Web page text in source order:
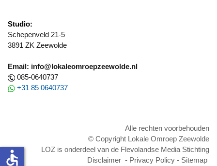
Studio:
Schepenveld 21-5
3891 ZK Zeewolde
Email: info@lokaleomroepzeewolde.nl
085-0640737
+31 85 0640737
Alle rechten voorbehouden
© Copyright Lokale Omroep Zeewolde
LOZ is onderdeel van de Flevolandse Media Stichting
Disclaimer - Privacy Policy - Sitemap
accessible